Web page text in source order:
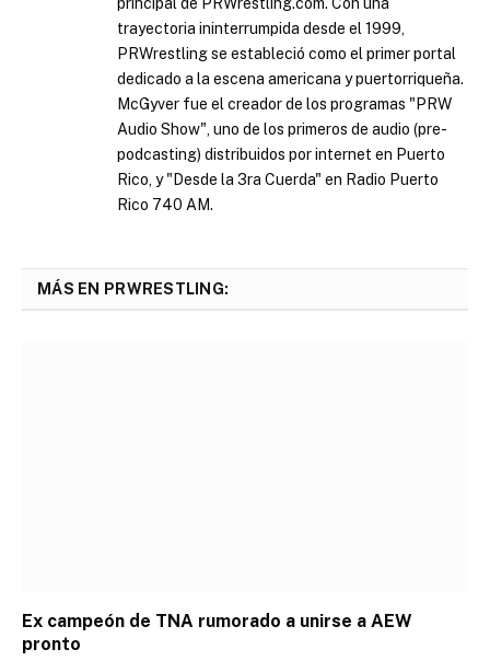
trayectoria ininterrumpida desde el 1999,
PRWrestling se estableció como el primer portal
dedicado a la escena americana y puertorriqueña.
McGyver fue el creador de los programas "PRW
Audio Show", uno de los primeros de audio (pre-
podcasting) distribuidos por internet en Puerto
Rico, y "Desde la 3ra Cuerda" en Radio Puerto
Rico 740 AM.
MÁS EN PRWRESTLING:
Ex campeón de TNA rumorado a unirse a AEW
pronto